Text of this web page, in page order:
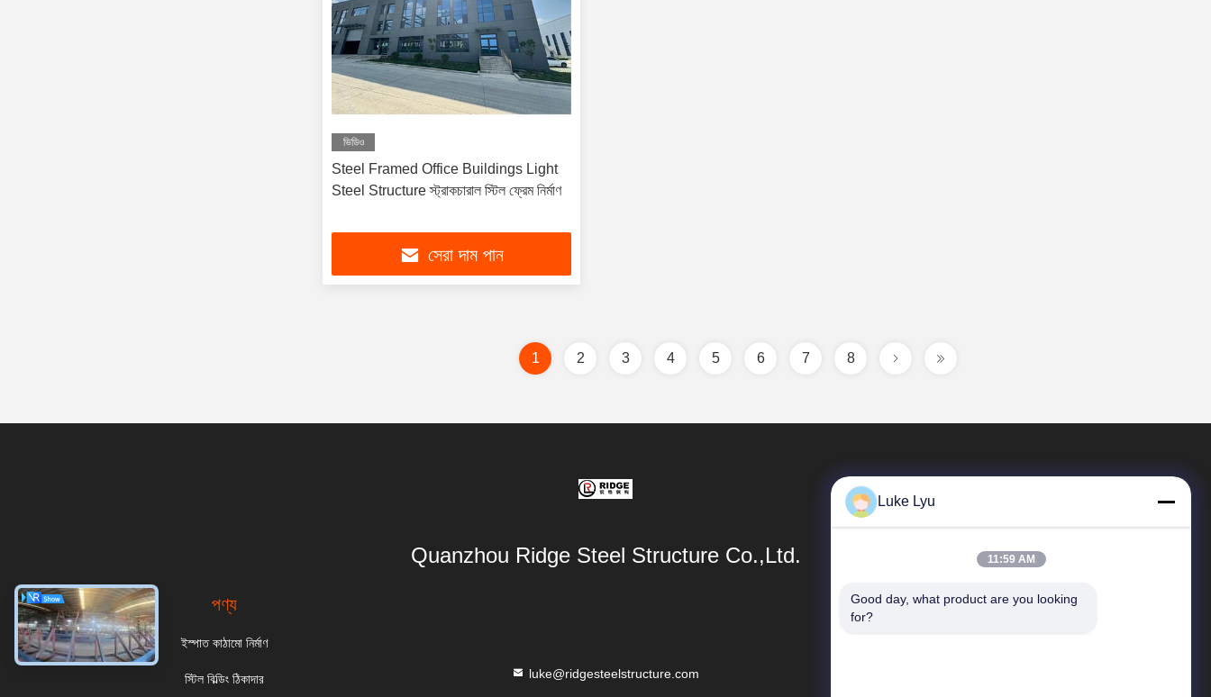
ভিডিও
Steel Framed Office Buildings Light
Steel Structure স্ট্রাকচারাল স্টিল ফ্রেম নির্মাণ
সেরা দাম পান
1 2 3 4 5 6 7 8
Quanzhou Ridge Steel Structure Co.,Ltd.
পণ্য
ইস্পাত কাঠামো নির্মাণ
স্টিল বিল্ডিং ঠিকাদার luke@ridgesteelstructure.com
দ্রুত লিঙ্ক
Luke Lyu
11:59 AM
Good day, what product are you looking
for?